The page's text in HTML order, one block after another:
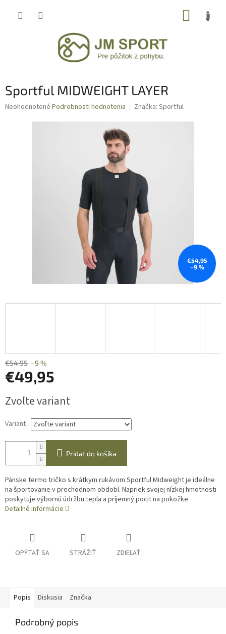
Sportful MIDWEIGHT LAYER
Priemerné
Neohodnotené Podrobnosti hodnotenia Značka: Sportful
€54,95
–9 %
€54,95 –9 %
€49,95
cena:
Zvoľte variant
Variant
Pridať do košíka
Pánske termo tričko s krátkym rukávom Sportful Midweight je ideálne
na športovanie v prechodnom období. Napriek svojej nízkej hmotnosti
poskytuje výbornú údržbu tepla a príjemný pocit na pokožke.
Detailné informácie
OPÝTAŤ SA STRÁŽIŤ ZDIEĽAŤ
Popis Diskusia Značka
Podrobný popis